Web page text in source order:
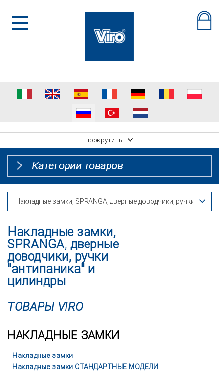
прокрутить
Категории товаров
Накладные замки,
SPRANGA, дверные
доводчики, ручки
"антипаника" и
цилиндры
ТОВАРЫ VIRO
НАКЛАДНЫЕ ЗАМКИ
Накладные замки
Накладные замки СТАНДАРТНЫЕ МОДЕЛИ